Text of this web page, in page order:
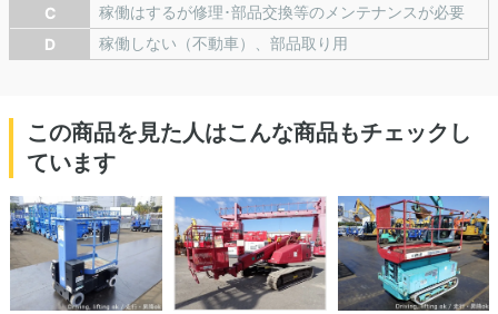
C
稼働はするが修理･部品交換等のメンテナンスが必要
D
稼働しない（不動車）、部品取り用
この商品を見た人はこんな商品もチェックし
ています